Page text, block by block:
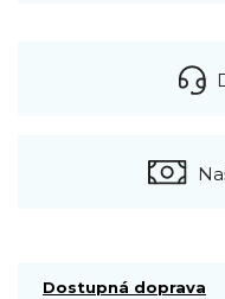
Dostupná doprava